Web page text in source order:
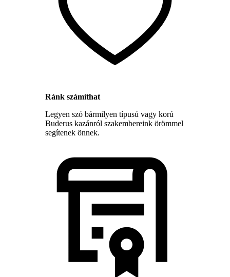
Ránk számíthat
Legyen szó bármilyen típusú vagy korú
Buderus kazánról szakembereink örömmel
segítenek önnek.